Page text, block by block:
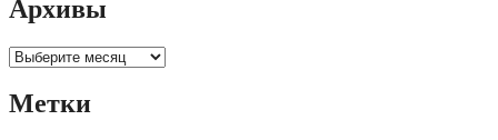
Архивы
Архивы
Метки